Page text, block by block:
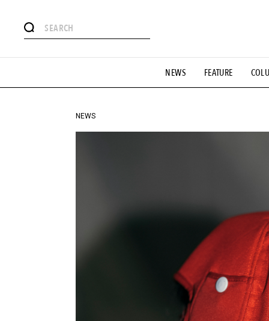
NEWS FEATURE
#憧れの逸品 #ESSENTIAL
#GH 銘品の所以 #フイナムのYouTube #Commune H
#HANDSOME HANDBOOK
NEWS